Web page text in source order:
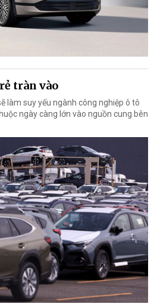
tràn vào
làm suy yếu ngành công nghiệp ô tô
ngày càng lớn vào nguồn cung bên